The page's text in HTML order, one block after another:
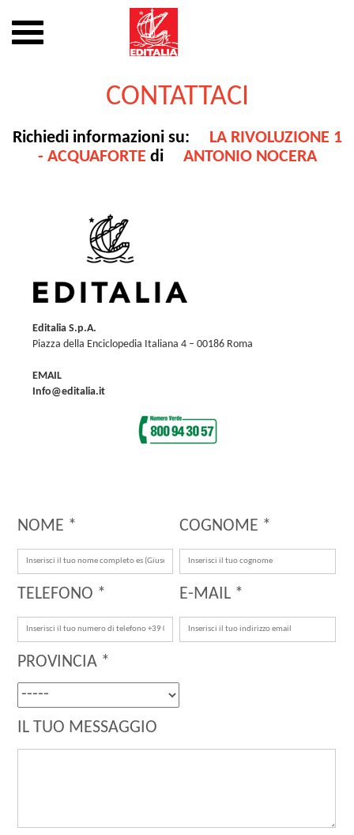
Mostra
o
CONTATTACI
Richiedi informazioni su:
LA RIVOLUZIONE 1
- ACQUAFORTE di ANTONIO NOCERA
Editalia S.p.A.
Piazza della Enciclopedia Italiana 4 – 00186 Roma
EMAIL
Info@editalia.it
NOME * COGNOME *
TELEFONO * E-MAIL *
PROVINCIA *
IL TUO MESSAGGIO